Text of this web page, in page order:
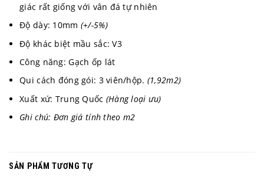
giác rất giống với vân đá tự nhiên
Độ dày: 10mm (+/-5%)
Độ khác biệt mầu sắc: V3
Công năng: Gạch ốp lát
Qui cách đóng gói: 3 viên/hộp. (1,92m2)
Xuất xứ: Trung Quốc (Hàng loại ưu)
Ghi chú: Đơn giá tính theo m2
SẢN PHẨM TƯƠNG TỰ